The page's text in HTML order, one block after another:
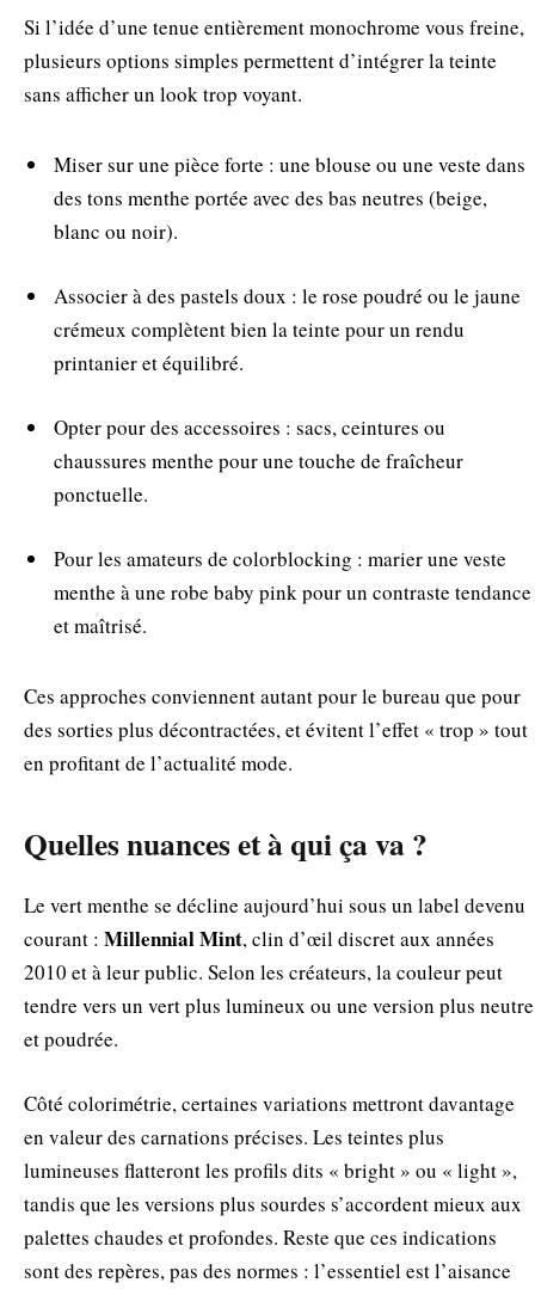
Si l’idée d’une tenue entièrement monochrome vous freine,
plusieurs options simples permettent d’intégrer la teinte
sans afficher un look trop voyant.
Miser sur une pièce forte : une blouse ou une veste dans
des tons menthe portée avec des bas neutres (beige,
blanc ou noir).
Associer à des pastels doux : le rose poudré ou le jaune
crémeux complètent bien la teinte pour un rendu
printanier et équilibré.
Opter pour des accessoires : sacs, ceintures ou
chaussures menthe pour une touche de fraîcheur
ponctuelle.
Pour les amateurs de colorblocking : marier une veste
menthe à une robe baby pink pour un contraste tendance
et maîtrisé.
Ces approches conviennent autant pour le bureau que pour
des sorties plus décontractées, et évitent l’effet « trop » tout
en profitant de l’actualité mode.
Quelles nuances et à qui ça va ?
Le vert menthe se décline aujourd’hui sous un label devenu
courant : Millennial Mint, clin d’œil discret aux années
2010 et à leur public. Selon les créateurs, la couleur peut
tendre vers un vert plus lumineux ou une version plus neutre
et poudrée.
Côté colorimétrie, certaines variations mettront davantage
en valeur des carnations précises. Les teintes plus
lumineuses flatteront les profils dits « bright » ou « light »,
tandis que les versions plus sourdes s’accordent mieux aux
palettes chaudes et profondes. Reste que ces indications
sont des repères, pas des normes : l’essentiel est l’aisance